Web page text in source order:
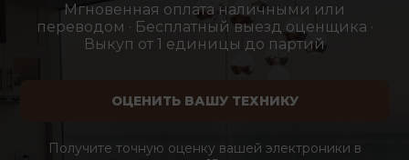
Мгновенная оплата наличными или
переводом · Бесплатный выезд оценщика ·
Выкуп от 1 единицы до партий
ОЦЕНИТЬ ВАШУ ТЕХНИКУ
Получите точную оценку вашей электроники в